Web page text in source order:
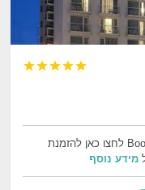





להזמנת חדרים במלון קראון פלאזה דרך Booking לחצו כאן להזמנת
מידע נוסף